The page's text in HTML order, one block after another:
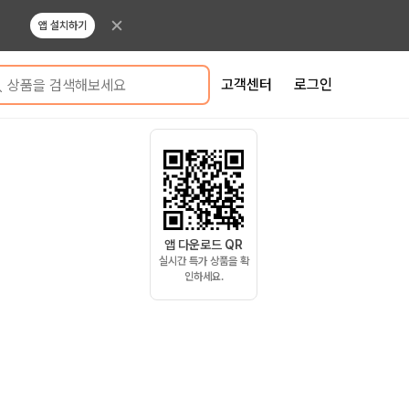
앱 설치하기
상품을 검색해보세요 고객센터 로그인
앱 다운로드 QR
실시간 특가 상품을 확
인하세요.